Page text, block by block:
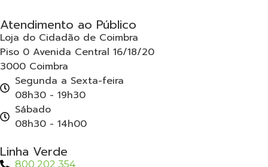
Atendimento ao Público
Loja do Cidadão de Coimbra
Piso 0 Avenida Central 16/18/20
3000 Coimbra
Segunda a Sexta-feira
08h30 - 19h30
Sábado
08h30 - 14h00
Linha Verde
800 202 354